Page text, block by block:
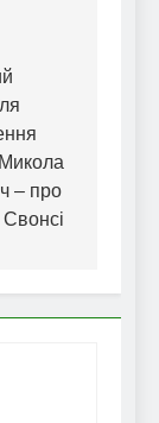
Микола
– про
Свонсі